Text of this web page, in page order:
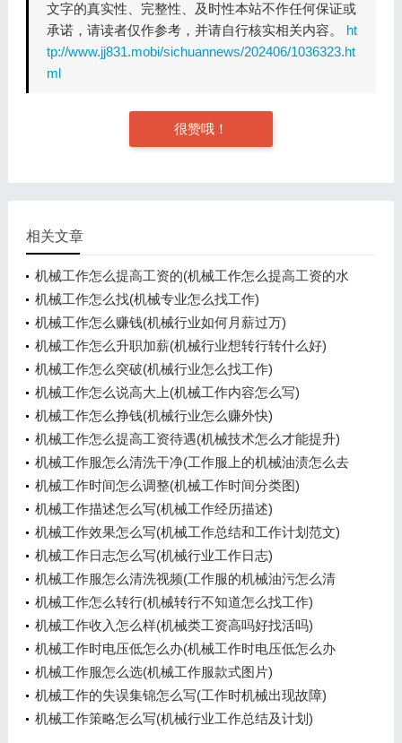
文字的真实性、完整性、及时性本站不作任何保证或
承诺，请读者仅作参考，并请自行核实相关内容。 ht
tp://www.jj831.mobi/sichuannews/202406/1036323.ht
ml
很赞哦！
相关文章
机械工作怎么提高工资的(机械工作怎么提高工资的水
平)
机械工作怎么找(机械专业怎么找工作)
机械工作怎么赚钱(机械行业如何月薪过万)
机械工作怎么升职加薪(机械行业想转行转什么好)
机械工作怎么突破(机械行业怎么找工作)
机械工作怎么说高大上(机械工作内容怎么写)
机械工作怎么挣钱(机械行业怎么赚外快)
机械工作怎么提高工资待遇(机械技术怎么才能提升)
机械工作服怎么清洗干净(工作服上的机械油渍怎么去
除小窍门)
机械工作时间怎么调整(机械工作时间分类图)
机械工作描述怎么写(机械工作经历描述)
机械工作效果怎么写(机械工作总结和工作计划范文)
机械工作日志怎么写(机械行业工作日志)
机械工作服怎么清洗视频(工作服的机械油污怎么清
洗)
机械工作怎么转行(机械转行不知道怎么找工作)
机械工作收入怎么样(机械类工资高吗好找活吗)
机械工作时电压低怎么办(机械工作时电压低怎么办
呢)
机械工作服怎么选(机械工作服款式图片)
机械工作的失误集锦怎么写(工作时机械出现故障)
机械工作策略怎么写(机械行业工作总结及计划)